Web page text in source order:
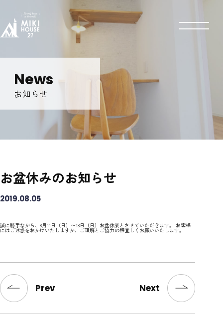
News
お知らせ
お盆休みのお知らせ
2019.08.05
誠に勝手ながら、8月11日（日）〜18日（日）お盆休業とさせていただきます。 お客様
にはご迷惑をおかけいたしますが、ご理解とご協力の程宜しくお願いいたします。
Prev Next